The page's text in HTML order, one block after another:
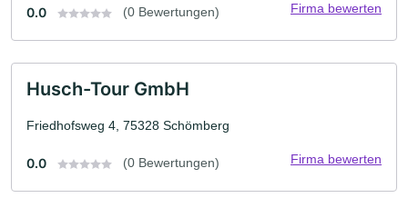
0.0 (0 Bewertungen) Firma bewerten
Husch-Tour GmbH
Friedhofsweg 4, 75328 Schömberg
0.0 (0 Bewertungen) Firma bewerten